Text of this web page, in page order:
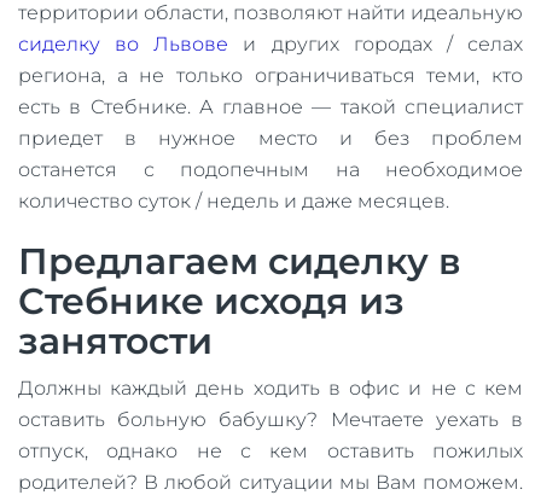
территории области, позволяют найти идеальную
сиделку во Львове и других городах / селах
региона, а не только ограничиваться теми, кто
есть в Стебнике. А главное — такой специалист
приедет в нужное место и без проблем
останется с подопечным на необходимое
количество суток / недель и даже месяцев.
Предлагаем сиделку в
Стебнике исходя из
занятости
Должны каждый день ходить в офис и не с кем
оставить больную бабушку? Мечтаете уехать в
отпуск, однако не с кем оставить пожилых
родителей? В любой ситуации мы Вам поможем.